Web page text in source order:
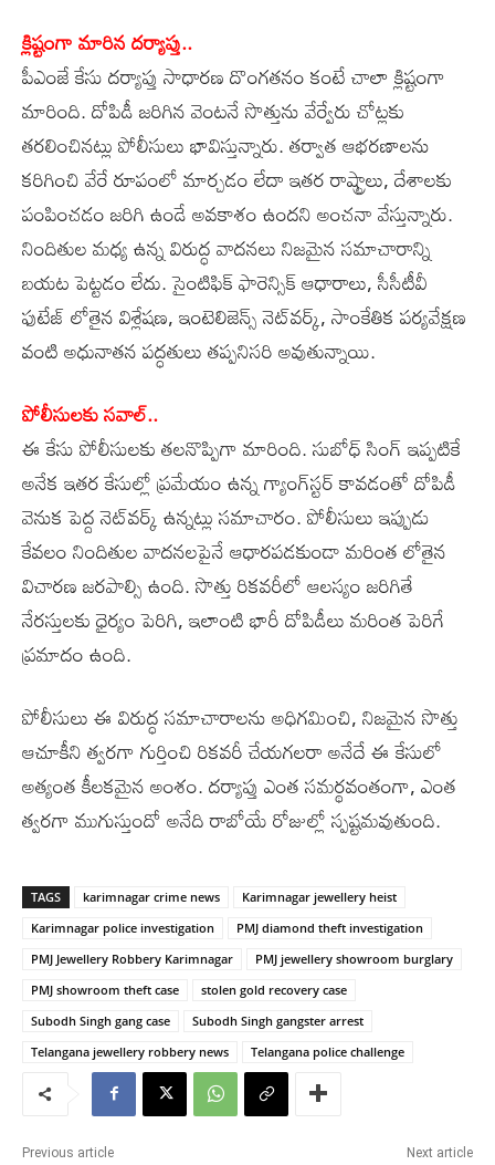
క్లిష్టంగా మారిన దర్యాప్తు..
పీఎంజే కేసు దర్యాప్తు సాధారణ దొంగతనం కంటే చాలా క్లిష్టంగా
మారింది. దోపిడీ జరిగిన వెంటనే సొత్తును వేర్వేరు చోట్లకు
తరలించినట్లు పోలీసులు భావిస్తున్నారు. తర్వాత ఆభరణాలను
కరిగించి వేరే రూపంలో మార్చడం లేదా ఇతర రాష్ట్రాలు, దేశాలకు
పంపించడం జరిగి ఉండే అవకాశం ఉందని అంచనా వేస్తున్నారు.
నిందితుల మధ్య ఉన్న విరుద్ధ వాదనలు నిజమైన సమాచారాన్ని
బయట పెట్టడం లేదు. సైంటిఫిక్‌ ఫారెన్సిక్‌ ఆధారాలు, సీసీటీవీ
ఫుటేజ్‌ లోతైన విశ్లేషణ, ఇంటెలిజెన్స్‌ నెట్‌వర్క్, సాంకేతిక పర్యవేక్షణ
వంటి అధునాతన పద్ధతులు తప్పనిసరి అవుతున్నాయి.
పోలీసులకు సవాల్‌..
ఈ కేసు పోలీసులకు తలనొప్పిగా మారింది. సుబోధ్‌ సింగ్‌ ఇప్పటికే
అనేక ఇతర కేసుల్లో ప్రమేయం ఉన్న గ్యాంగ్‌స్టర్‌ కావడంతో దోపిడీ
వెనుక పెద్ద నెట్‌వర్క్‌ ఉన్నట్లు సమాచారం. పోలీసులు ఇప్పుడు
కేవలం నిందితుల వాదనలపైనే ఆధారపడకుండా మరింత లోతైన
విచారణ జరపాల్సి ఉంది. సొత్తు రికవరీలో ఆలస్యం జరిగితే
నేరస్తులకు ధైర్యం పెరిగి, ఇలాంటి భారీ దోపిడీలు మరింత పెరిగే
ప్రమాదం ఉంది.
పోలీసులు ఈ విరుద్ధ సమాచారాలను అధిగమించి, నిజమైన సొత్తు
ఆచూకీని త్వరగా గుర్తించి రికవరీ చేయగలరా అనేదే ఈ కేసులో
అత్యంత కీలకమైన అంశం. దర్యాప్తు ఎంత సమర్థవంతంగా, ఎంత
త్వరగా ముగుస్తుందో అనేది రాబోయే రోజుల్లో స్పష్టమవుతుంది.
TAGS karimnagar crime news
Karimnagar jewellery heist
Karimnagar police investigation
PMJ diamond theft investigation
PMJ Jewellery Robbery Karimnagar
PMJ jewellery showroom burglary
PMJ showroom theft case
stolen gold recovery case
Subodh Singh gang case
Subodh Singh gangster arrest
Telangana jewellery robbery news
Telangana police challenge
Previous article Next article